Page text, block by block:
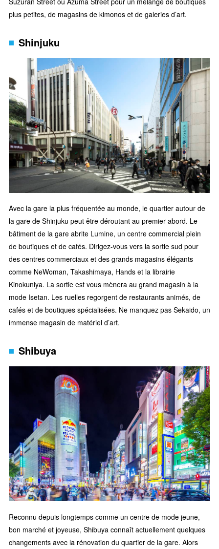
plus petites, de magasins de kimonos et de galeries d’art.
Shinjuku
Avec la gare la plus fréquentée au monde, le quartier autour de
la gare de Shinjuku peut être déroutant au premier abord. Le
bâtiment de la gare abrite Lumine, un centre commercial plein
de boutiques et de cafés. Dirigez-vous vers la sortie sud pour
des centres commerciaux et des grands magasins élégants
comme NeWoman, Takashimaya, Hands et la librairie
Kinokuniya. La sortie est vous mènera au grand magasin à la
mode Isetan. Les ruelles regorgent de restaurants animés, de
cafés et de boutiques spécialisées. Ne manquez pas Sekaido, un
immense magasin de matériel d’art.
Shibuya
Reconnu depuis longtemps comme un centre de mode jeune,
bon marché et joyeuse, Shibuya connaît actuellement quelques
changements avec la rénovation du quartier de la gare. Alors